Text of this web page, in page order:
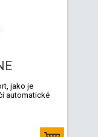
jako je
automatické